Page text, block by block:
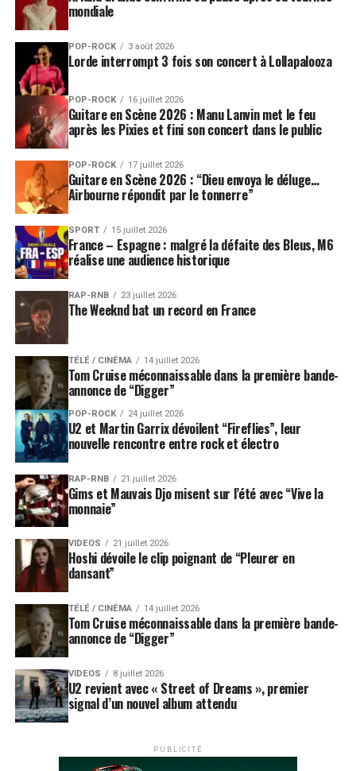
mondiale
POP-ROCK 3 août 2026
Lorde interrompt 3 fois son concert à Lollapalooza
POP-ROCK 16 juillet 2026
Guitare en Scène 2026 : Manu Lanvin met le feu
après les Pixies et fini son concert dans le public
POP-ROCK 17 juillet 2026
Guitare en Scène 2026 : “Dieu envoya le déluge…
Airbourne répondit par le tonnerre”
SPORT 15 juillet 2026
France – Espagne : malgré la défaite des Bleus, M6
réalise une audience historique
RAP-RNB 23 juillet 2026
The Weeknd bat un record en France
TÉLÉ / CINÉMA 14 juillet 2026
Tom Cruise méconnaissable dans la première bande-
annonce de “Digger”
POP-ROCK 24 juillet 2026
U2 et Martin Garrix dévoilent “Fireflies”, leur
nouvelle rencontre entre rock et électro
RAP-RNB 21 juillet 2026
Gims et Mauvais Djo misent sur l’été avec “Vive la
monnaie”
VIDEOS 21 juillet 2026
Hoshi dévoile le clip poignant de “Pleurer en
dansant”
TÉLÉ / CINÉMA 14 juillet 2026
Tom Cruise méconnaissable dans la première bande-
annonce de “Digger”
VIDEOS 8 juillet 2026
U2 revient avec « Street of Dreams », premier
signal d’un nouvel album attendu
PUBLICITÉ